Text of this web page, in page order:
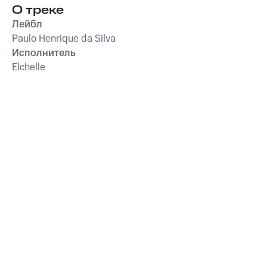
О треке
Лейбл
Paulo Henrique da Silva
Исполнитель
Elchelle